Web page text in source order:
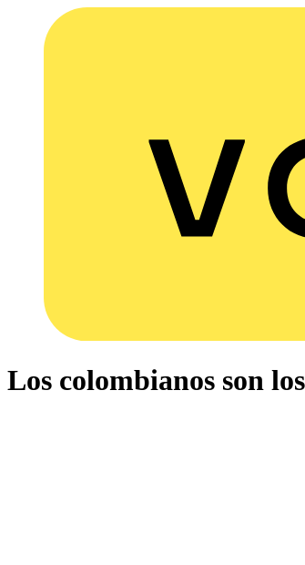
Los colombianos son